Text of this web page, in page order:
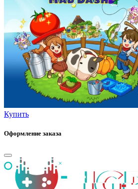
Купить
Оформление заказа